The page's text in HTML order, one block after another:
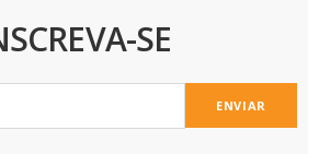
SE
ENVIAR